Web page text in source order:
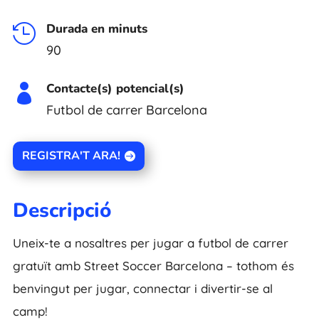

Durada en minuts
90

Contacte(s) potencial(s)
Futbol de carrer Barcelona
REGISTRA'T ARA!
Descripció
Uneix-te a nosaltres per jugar a futbol de carrer
gratuït amb Street Soccer Barcelona – tothom és
benvingut per jugar, connectar i divertir-se al
camp!